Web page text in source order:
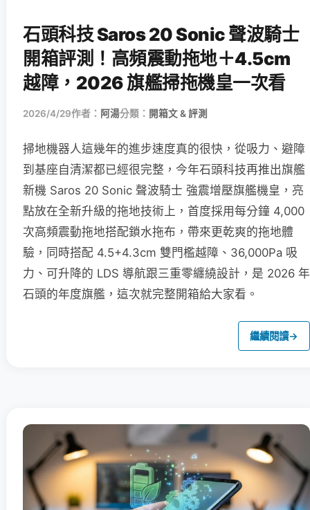
石頭科技 Saros 20 Sonic 聲波騎士
開箱評測！高頻震動拖地＋4.5cm
越障，2026 旗艦掃拖機皇一次看
2026/4/29作者： 阿湯分類： 開箱文 & 評測
掃地機器人這幾年的進步速度真的很快，從吸力、避障
到基座自清潔都已經很完整，今年石頭科技再推出旗艦
新機 Saros 20 Sonic 聲波騎士 強震增壓旗艦機皇，亮
點放在全新升級的拖地技術上，首度採用每分鐘 4,000
次高頻震動拖地搭配鎖水拖布，帶來更乾爽的拖地體
驗，同時搭配 4.5+4.3cm 雙門檻越障、36,000Pa 吸
力、可升降的 LDS 導航跟三重零纏繞設計，是 2026 年
石頭的年度旗艦，這次就完整開箱給大家看。
繼續閱讀→